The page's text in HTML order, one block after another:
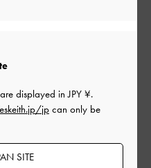
ください
you think
are displayed inJPY ¥.
jpcan only be
SITE